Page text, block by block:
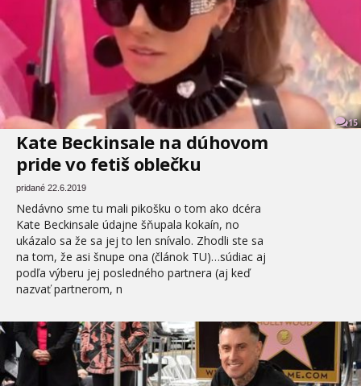
15
Kate Beckinsale na dúhovom
pride vo fetiš oblečku
pridané 22.6.2019
Nedávno sme tu mali pikošku o tom ako dcéra
Kate Beckinsale údajne šňupala kokaín, no
ukázalo sa že sa jej to len snívalo. Zhodli ste sa
na tom, že asi šnupe ona (článok TU)…súdiac aj
podľa výberu jej posledného partnera (aj keď
nazvať partnerom, n